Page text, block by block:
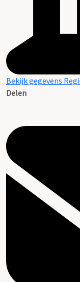
Bekijk gegevens
Delen